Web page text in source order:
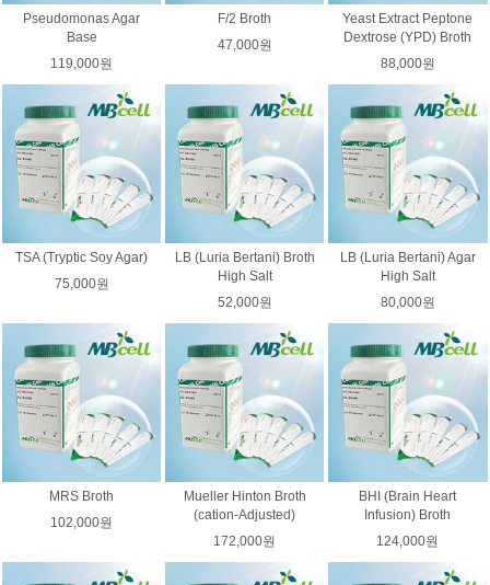
Pseudomonas Agar
Base
119,000원
F/2 Broth
47,000원
Yeast Extract Peptone
Dextrose (YPD) Broth
88,000원
TSA (Tryptic Soy Agar)
75,000원
LB (Luria Bertani) Broth
High Salt
52,000원
LB (Luria Bertani) Agar
High Salt
80,000원
MRS Broth
102,000원
Mueller Hinton Broth
(cation-Adjusted)
172,000원
BHI (Brain Heart
Infusion) Broth
124,000원